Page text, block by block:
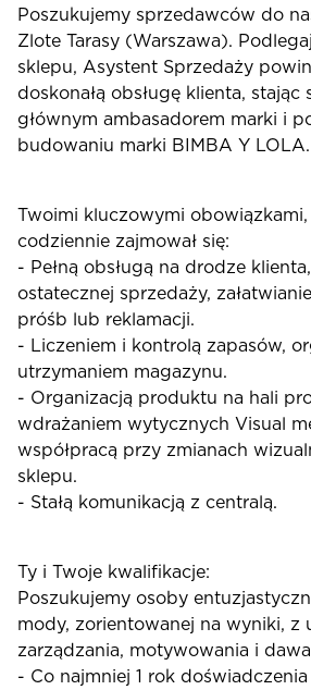
Poszukujemy sprzedawców do
Zlote Tarasy (Warszawa).
sklepu, Asystent Sprzedaży
doskonałą obsługę klienta, stając
głównym ambasadorem marki i
budowaniu marki BIMBA Y LOLA.
Twoimi kluczowymi
codziennie zajmował się:
- Pełną obsługą na drodze
ostatecznej sprzedaży,
próśb lub reklamacji.
- Liczeniem i kontrolą zapasów,
utrzymaniem magazynu.
- Organizacją produktu na hali
wdrażaniem wytycznych Visual
współpracą przy zmianach
sklepu.
- Stałą komunikacją z centralą.
Ty i Twoje kwalifikacje:
Poszukujemy osoby
mody, zorientowanej na wyniki, z
zarządzania, motywowania i
- Co najmniej 1 rok